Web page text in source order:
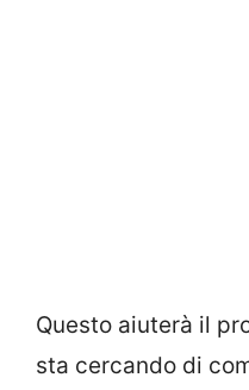
Questo aiuterà il
sta cercando di